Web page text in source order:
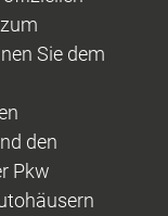
Sie dem
den
Pkw